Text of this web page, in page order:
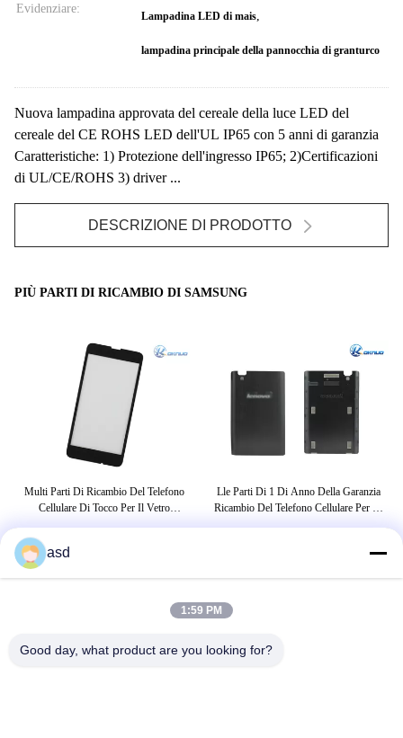
Evidenziare:
Lampadina LED di mais,
lampadina principale della pannocchia di granturco
Nuova lampadina approvata del cereale della luce LED del
cereale del CE ROHS LED dell'UL IP65 con 5 anni di garanzia
Caratteristiche: 1) Protezione dell'ingresso IP65; 2)Certificazioni
di UL/CE/ROHS 3) driver ...
DESCRIZIONE DI PRODOTTO
PIÙ PARTI DI RICAMBIO DI SAMSUNG
Multi Parti Di Ricambio Del Telefono
Cellulare Di Tocco Per Il Vetro
Lle Parti Di 1 Di Anno Della Garanzia
Ricambio Del Telefono Cellulare Per La
ETICHETTE
lampadina principale della pannocchia di
asd
1:59 PM
Good day, what product are you looking for?